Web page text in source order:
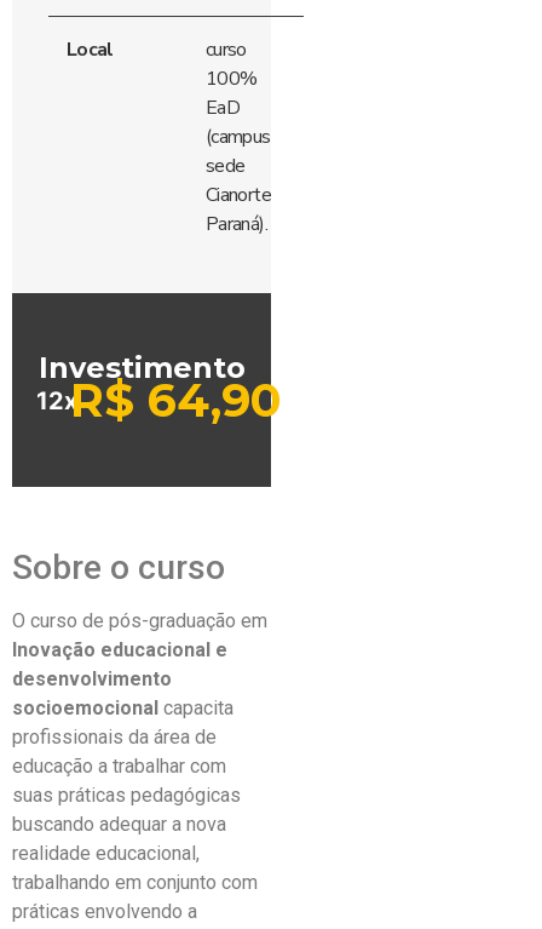
Local
curso
100%
EaD
(campus
sede
Cianorte
Paraná).
Investimento
12xR$ 64,90
Sobre o curso
O curso de pós-graduação em
Inovação educacional e
desenvolvimento
socioemocional capacita
profissionais da área de
educação a trabalhar com
suas práticas pedagógicas
buscando adequar a nova
realidade educacional,
trabalhando em conjunto com
práticas envolvendo a